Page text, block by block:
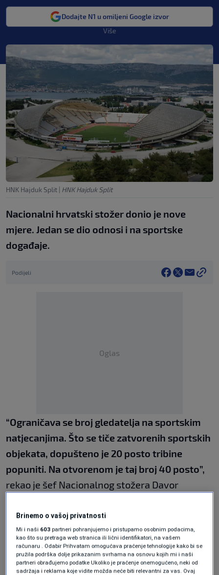
Dodajte N1 u omiljeni Google izvor
Više
HNK Hajduk Split | HNK Hajduk Split
Nacionalni hrvatski stožer donio je nove
mjere. Jedan se dio odnosi i na sportske
događaje.
Podijeli
Oglas
“Ograničava se broj gledatelja na sportskim
natjecanjima. Što se tiče zatvorenih sportskih
objekata, dopušteno je 20 posto tribine
popuniti. Na otvorenom je taj broj 40 posto”,
rekao je šef Nacionalnog stožera Davor
I dalje će za ulazak biti potrebne COVID
potvrde. Najviše će ‘patiti’ dvoranski sportovi
poput košarke, rukometa i futsala.
Brinemo o vašoj privatnosti
Mi i naši 603 partneri pohranjujemo i pristupamo osobnim podacima,
kao što su pretraga web stranica ili lični identifikatori, na vašem
računaru . Odabir Prihvatam omogućava praćenje tehnologije kako bi se
pružila podrška dolje prikazanim svrhama na osnovu kojih mi i naši
partneri obrađujemo podatke Ukoliko je praćenje onemogućeno, neki od
sadržaja i reklama koje vidite možda neće biti relevantni za vas. Ovaj